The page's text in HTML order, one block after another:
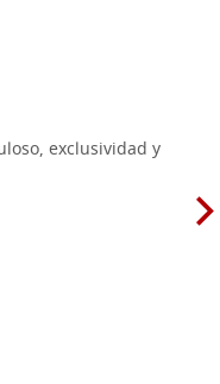
exclusividad y